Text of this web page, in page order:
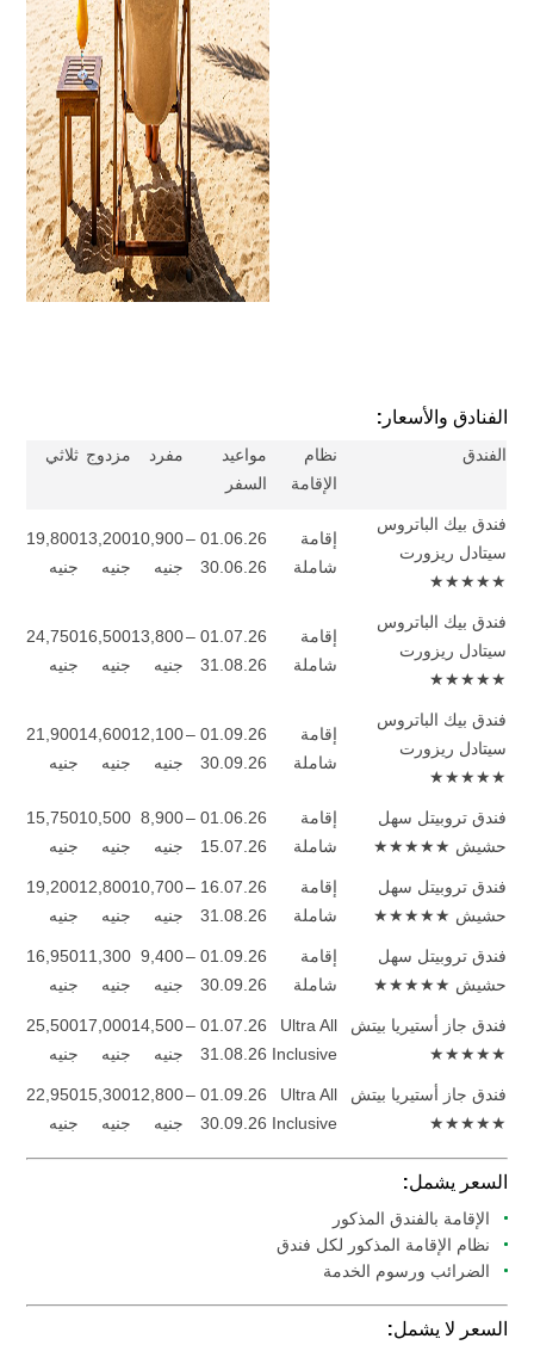
الفنادق والأسعار:
الفندق
نظام
الإقامة
مواعيد
السفر
مفرد مزدوج ثلاثي
فندق بيك الباتروس
سيتادل ريزورت
★★★★★
إقامة
شاملة
01.06.26 –
30.06.26
10,900
جنيه
13,200
جنيه
19,800
جنيه
فندق بيك الباتروس
سيتادل ريزورت
★★★★★
إقامة
شاملة
01.07.26 –
31.08.26
13,800
جنيه
16,500
جنيه
24,750
جنيه
فندق بيك الباتروس
سيتادل ريزورت
★★★★★
إقامة
شاملة
01.09.26 –
30.09.26
12,100
جنيه
14,600
جنيه
21,900
جنيه
فندق تروبيتل سهل
حشيش ★★★★★
إقامة
شاملة
01.06.26 –
15.07.26
8,900
جنيه
10,500
جنيه
15,750
جنيه
فندق تروبيتل سهل
حشيش ★★★★★
إقامة
شاملة
16.07.26 –
31.08.26
10,700
جنيه
12,800
جنيه
19,200
جنيه
فندق تروبيتل سهل
حشيش ★★★★★
إقامة
شاملة
01.09.26 –
30.09.26
9,400
جنيه
11,300
جنيه
16,950
جنيه
فندق جاز أستيريا بيتش
★★★★★
Ultra All
Inclusive
01.07.26 –
31.08.26
14,500
جنيه
17,000
جنيه
25,500
جنيه
فندق جاز أستيريا بيتش
★★★★★
Ultra All
Inclusive
01.09.26 –
30.09.26
12,800
جنيه
15,300
جنيه
22,950
جنيه
السعر يشمل:
الإقامة بالفندق المذكور
نظام الإقامة المذكور لكل فندق
الضرائب ورسوم الخدمة
السعر لا يشمل: